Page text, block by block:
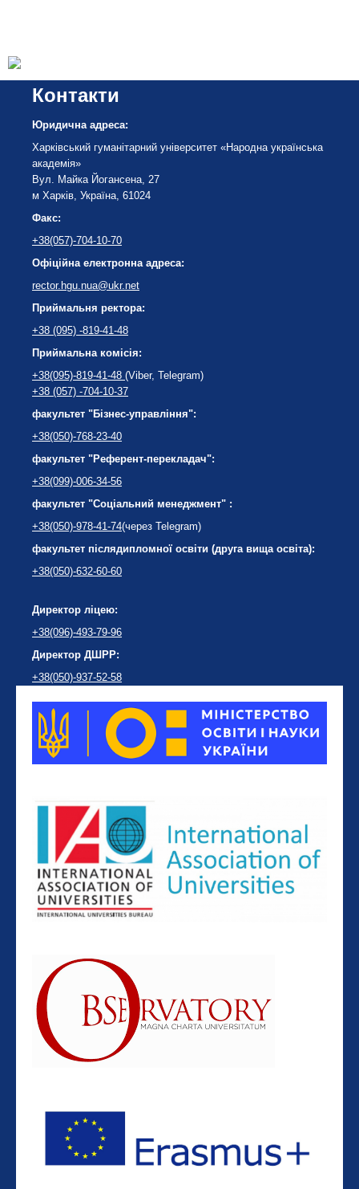
Контакти
Юридична адреса:
Харківський гуманітарний університет «Народна українська
академія»
Вул. Майка Йогансена, 27
м Харків, Україна, 61024
Факс:
+38(057)-704-10-70
Офіційна електронна адреса:
rector.hgu.nua@ukr.net
Приймальня ректора:
+38 (095) -819-41-48
Приймальна комісія:
+38(095)-819-41-48 (Viber, Telegram)
+38 (057) -704-10-37
факультет "Бізнес-управління":
+38(050)-768-23-40
факультет "Референт-перекладач":
+38(099)-006-34-56
факультет "Соціальний менеджмент" :
+38(050)-978-41-74(через Telegram)
факультет післядипломної освіти (друга вища освіта):
+38(050)-632-60-60
Директор ліцею:
+38(096)-493-79-96
Директор ДШРР:
+38(050)-937-52-58